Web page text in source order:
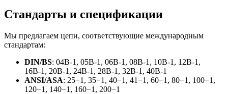
Стандарты и спецификации
Мы предлагаем цепи, соответствующие международным
стандартам:
DIN/BS: 04В-1, 05В-1, 06В-1, 08В-1, 10В-1, 12В-1,
16В-1, 20В-1, 24В-1, 28В-1, 32В-1, 40В-1
ANSI/ASA: 25−1, 35−1, 40−1, 41−1, 60−1, 80−1, 100−1,
120−1, 140−1, 160−1, 200−1